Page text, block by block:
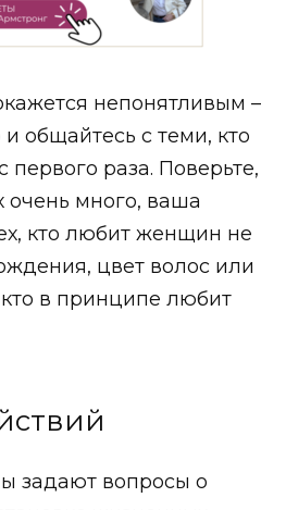
непонятливым –
общайтесь с теми, кто
первого раза. Поверьте,
очень много, ваша
кто любит женщин не
цвет волос или
в принципе любит
задают вопросы о